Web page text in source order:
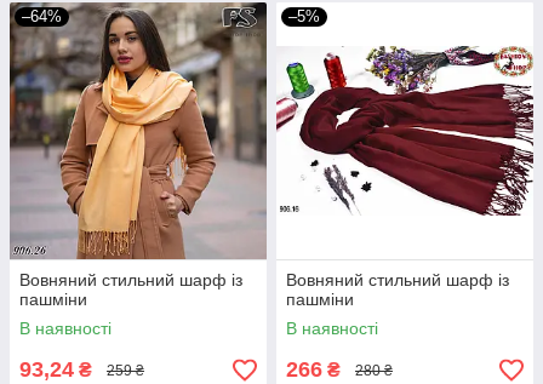
–64%
Вовняний стильний шарф із
пашміни
В наявності
93,24 ₴ 259 ₴
–5%
Вовняний стильний шарф із
пашміни
В наявності
266 ₴ 280 ₴